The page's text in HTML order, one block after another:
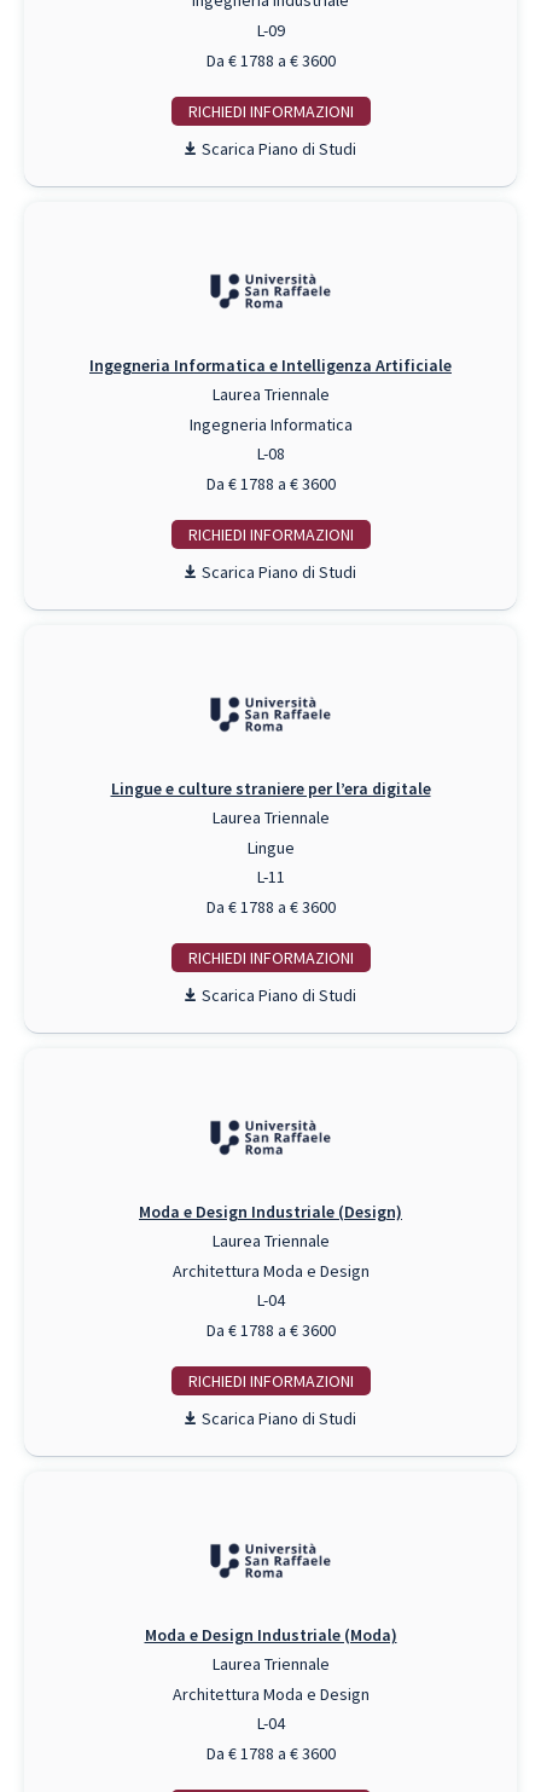
L-09
Da € 1788 a € 3600
RICHIEDI INFO
Piano di Studi
Ingegneria Informatica e Intelligenza Artificiale
Laurea Triennale
Ingegneria Informatica
L-08
Da € 1788 a € 3600
RICHIEDI INFO
Piano di Studi
Lingue e culture straniere per l’era digitale
Laurea Triennale
Lingue
L-11
Da € 1788 a € 3600
RICHIEDI INFO
Piano di Studi
Moda e Design Industriale (Design)
Laurea Triennale
Architettura Moda e Design
L-04
Da € 1788 a € 3600
RICHIEDI INFO
Piano di Studi
Moda e Design Industriale (Moda)
Laurea Triennale
Architettura Moda e Design
L-04
Da € 1788 a € 3600